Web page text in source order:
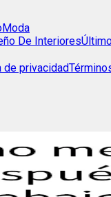
Moda
De Interiores
de privacidad